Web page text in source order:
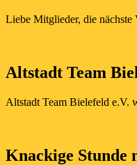
Liebe Mitglieder, die
Altstadt Team
Altstadt Team Bielefeld e.V.
Knackige Stunde